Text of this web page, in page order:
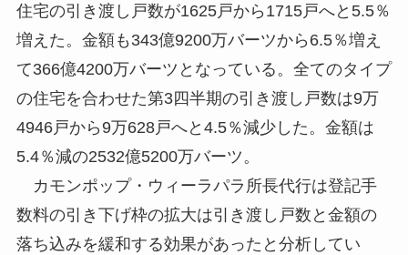
住宅の引き渡し戸数が1625戸から1715戸へと5.5％
増えた。金額も343億9200万バーツから6.5％増え
て366億4200万バーツとなっている。全てのタイプ
の住宅を合わせた第3四半期の引き渡し戸数は9万
4946戸から9万628戸へと4.5％減少した。金額は
5.4％減の2532億5200万バーツ。
カモンポップ・ウィーラパラ所長代行は登記手
数料の引き下げ枠の拡大は引き渡し戸数と金額の
落ち込みを緩和する効果があったと分析してい